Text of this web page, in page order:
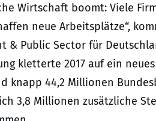
Wirtschaft boomt: Viele
neue Arbeitsplätze“,
& Public Sector für
kletterte 2017 auf ein
knapp 44,2 Millionen
3,8 Millionen zusätzliche